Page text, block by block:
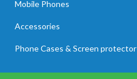
Mobile Phones
Accessories
Phone Cases & Screen protector